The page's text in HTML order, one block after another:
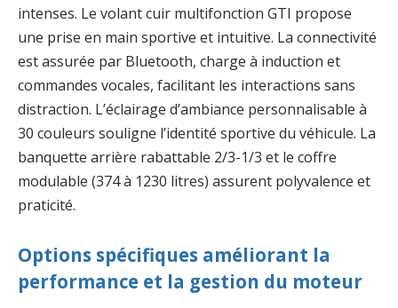
intenses. Le volant cuir multifonction GTI propose
une prise en main sportive et intuitive. La connectivité
est assurée par Bluetooth, charge à induction et
commandes vocales, facilitant les interactions sans
distraction. L’éclairage d’ambiance personnalisable à
30 couleurs souligne l’identité sportive du véhicule. La
banquette arrière rabattable 2/3-1/3 et le coffre
modulable (374 à 1230 litres) assurent polyvalence et
praticité.
Options spécifiques améliorant la
performance et la gestion du moteur